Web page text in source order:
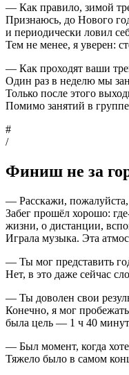
— Как правило, зимой
Признаюсь, до Нового
и периодически ловил
Тем не менее, я уверен:
— Как проходят ваши
Один раз в неделю мы
Только после этого
Помимо занятий в группе
#
/
Финиш не за
— Расскажи,
Забег прошёл хорошо:
жизни, о дистанции,
Играла музыка. Эта
— Ты мог представить
Нет, в это даже сейчас
— Ты доволен свои
Конечно, я мог
была цель — 1 ч 40
— Был момент, когда
Тяжело было в самом